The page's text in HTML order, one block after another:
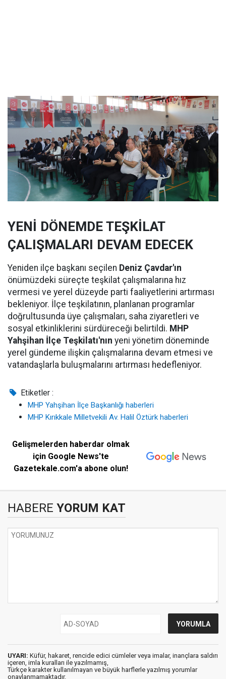
YENİ DÖNEMDE TEŞKİLAT
ÇALIŞMALARI DEVAM EDECEK
Yeniden ilçe başkanı seçilen Deniz Çavdar'ın
önümüzdeki süreçte teşkilat çalışmalarına hız
vermesi ve yerel düzeyde parti faaliyetlerini artırması
bekleniyor. İlçe teşkilatının, planlanan programlar
doğrultusunda üye çalışmaları, saha ziyaretleri ve
sosyal etkinliklerini sürdüreceği belirtildi. MHP
Yahşihan İlçe Teşkilatı'nın yeni yönetim döneminde
yerel gündeme ilişkin çalışmalarına devam etmesi ve
vatandaşlarla buluşmalarını artırması hedefleniyor.
Etiketler :
MHP Yahşihan İlçe Başkanlığı haberleri
MHP Kırıkkale Milletvekili Av. Halil Öztürk haberleri
Gelişmelerden haberdar olmak
için Google News'te
Gazetekale.com'a abone olun!
HABERE YORUM KAT
UYARI: Küfür, hakaret, rencide edici cümleler veya imalar, inançlara saldırı
içeren, imla kuralları ile yazılmamış,
Türkçe karakter kullanılmayan ve büyük harflerle yazılmış yorumlar
onaylanmamaktadır.